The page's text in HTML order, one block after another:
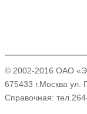
© 2002-2016 ОАО
675433 г.Москва ул.
Справочная: